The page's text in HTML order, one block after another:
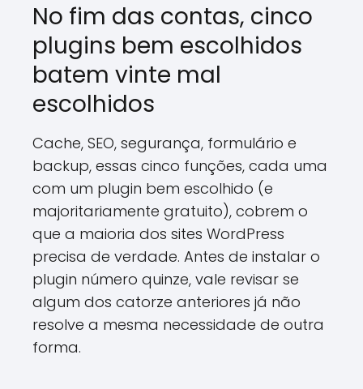
No fim das contas, cinco
plugins bem escolhidos
batem vinte mal
escolhidos
Cache, SEO, segurança, formulário e
backup, essas cinco funções, cada uma
com um plugin bem escolhido (e
majoritariamente gratuito), cobrem o
que a maioria dos sites WordPress
precisa de verdade. Antes de instalar o
plugin número quinze, vale revisar se
algum dos catorze anteriores já não
resolve a mesma necessidade de outra
forma.